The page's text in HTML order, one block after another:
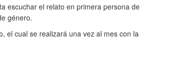
escuchar el relato en primera persona de
género.
el cual se realizará una vez al mes con la